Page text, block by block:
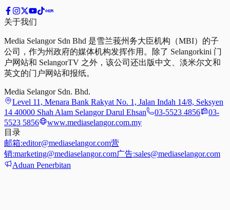
关于我们
Media Selangor Sdn Bhd 是雪兰莪州务大臣机构（MBI）的子
公司，作为州政府的媒体机构发挥作用。除了 Selangorkini 门
户网站和 SelangorTV 之外，该公司还出版中文、淡米尔文和
英文的门户网站和报纸。
Media Selangor Sdn. Bhd.
Level 11, Menara Bank Rakyat No. 1, Jalan Indah 14/8, Seksyen
14 40000 Shah Alam Selangor Darul Ehsan
03-5523 4856
03-
5523 5856
www.mediaselangor.com.my
目录
邮箱:editor@mediaselangor.com营
销:marketing@mediaselangor.com广告:sales@mediaselangor.com
Aduan Penerbitan